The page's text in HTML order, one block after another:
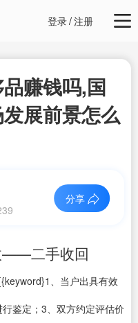
登录/注册
赚钱吗,国
展前景怎么
分享
——二手收回
、当户出具有效
鉴定；3、双方约定评估价